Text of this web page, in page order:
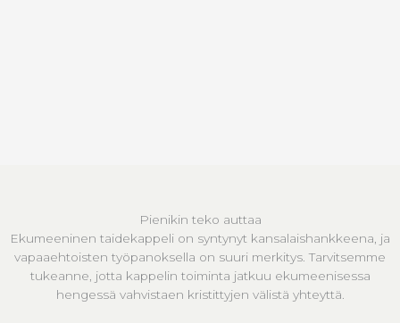
Pienikin teko auttaa
Ekumeeninen taidekappeli on syntynyt kansalaishankkeena, ja
vapaaehtoisten työpanoksella on suuri merkitys. Tarvitsemme
tukeanne, jotta kappelin toiminta jatkuu ekumeenisessa
hengessä vahvistaen kristittyjen välistä yhteyttä.